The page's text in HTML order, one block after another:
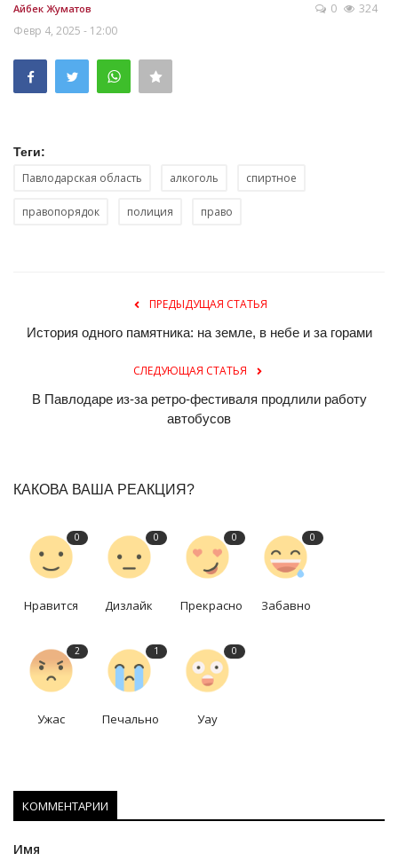
Айбек Жуматов
Февр 4, 2025 - 12:00
0 324
Теги:
Павлодарская область алкоголь спиртное
правопорядок полиция право
ПРЕДЫДУЩАЯ СТАТЬЯ
История одного памятника: на земле, в небе и за горами
СЛЕДУЮЩАЯ СТАТЬЯ
В Павлодаре из-за ретро-фестиваля продлили работу
автобусов
КАКОВА ВАША РЕАКЦИЯ?
0
Нравится
0
Дизлайк
0
Прекрасно
0
Забавно
2
Ужас
1
Печально
0
Уау
КОММЕНТАРИИ
Имя